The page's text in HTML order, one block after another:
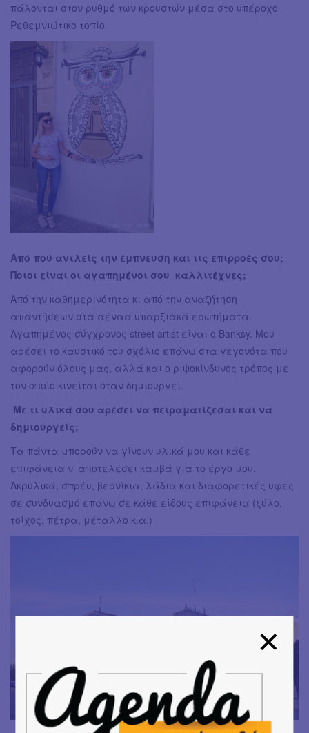
πάλονται στον ρυθμό των κρουστών μέσα στο υπέροχο
Ρεθεμνιώτικο τοπίο.
Από πού αντλείς την έμπνευση και τις επιρροές σου;
Ποιοι είναι οι αγαπημένοι σου καλλιτέχνες;
Από την καθημερινότητα κι από την αναζήτηση
απαντήσεων στα αέναα υπαρξιακά ερωτήματα.
Αγαπημένος σύγχρονος street artist είναι ο Banksy. Μου
αρέσει το καυστικό του σχόλιο επάνω στα γεγονότα που
αφορούν όλους μας, αλλά και ο ριψοκίνδυνος τρόπος με
τον οποίο κινείται όταν δημιουργεί.
Με τι υλικά σου αρέσει να πειραματίζεσαι και να
δημιουργείς;
Τα πάντα μπορούν να γίνουν υλικά μου και κάθε
επιφάνεια ν’ αποτελέσει καμβά για το έργο μου.
Ακρυλικά, σπρέυ, βερνίκια, λάδια και διαφορετικές υφές
σε συνδυασμό επάνω σε κάθε είδους επιφάνεια (ξύλο,
τοίχος, πέτρα, μέταλλο κ.α.)